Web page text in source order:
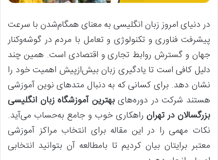
در دنیای امروز زبان انگلیسی به معنای همگام‌شدن با سرعت
پیشرفت فناوری و تکنولوژی و تعامل با مردم در گوشه‌وکنار
جهان و گسترش روابط تجاری و اقتصادی است. همین چند
دلیل کافی است تا یادگیری زبان بیش‌ازپیش اهمیت خود را
نشان دهد. برای کسانی که به دنبال متدهای نوین آموزشی
هستند شرکت در دوره‌هایبهترین آموزشگاه زبان انگلیسی
بزرگسالان در تهران راهکاری خوب و جامع به‌حساب می‌آید.
نکات مهمی را در این مقاله برای انتخاب مراکز آموزشی
معتبر برایتان بیان کردیم تا بامطالعه آن بتوانید انتخابی